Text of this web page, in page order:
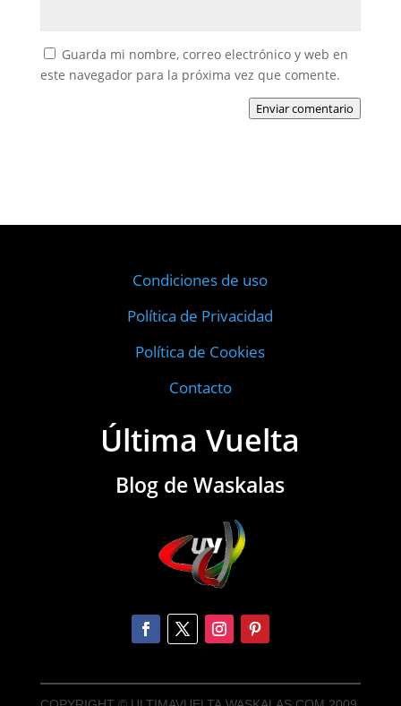
Guarda mi nombre, correo electrónico y web en
este navegador para la próxima vez que comente.
Enviar comentario
Condiciones de uso
Política de Privacidad
Política de Cookies
Contacto
Última Vuelta
Blog de Waskalas